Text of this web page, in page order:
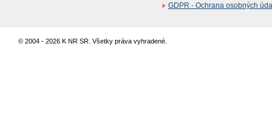
GDPR - Ochrana osobných
© 2004 - 2026 K NR SR. Všetky práva vyhradené.